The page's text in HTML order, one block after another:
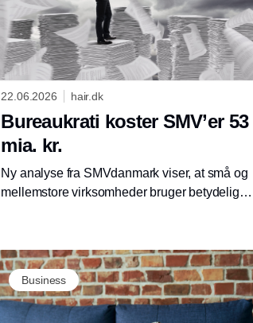
22.06.2026 hair.dk
Bureaukrati koster SMV’er 53
mia. kr.
Ny analyse fra SMVdanmark viser, at små og
mellemstore virksomheder bruger betydelige
tværs af brancher.
Business